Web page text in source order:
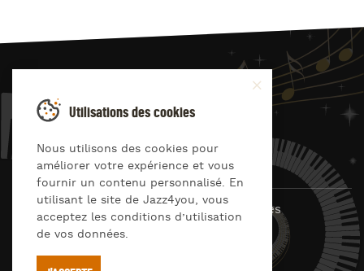
JAZZ4
© Jazz4you 2019 – 2026 Tous droits réservés
Déclaration de confidentialité
RGPD & consentement
Utilisations des cookies
Nous utilisons des cookies pour
améliorer votre expérience et vous
fournir un contenu personnalisé. En
utilisant le site de Jazz4you, vous
acceptez les conditions d’utilisation
de vos données.